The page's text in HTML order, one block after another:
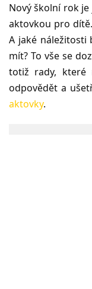
Nový školní rok
aktovkou pro
A jaké náležitosti
mít? To vše se
totiž rady, které
odpovědět a
aktovky.